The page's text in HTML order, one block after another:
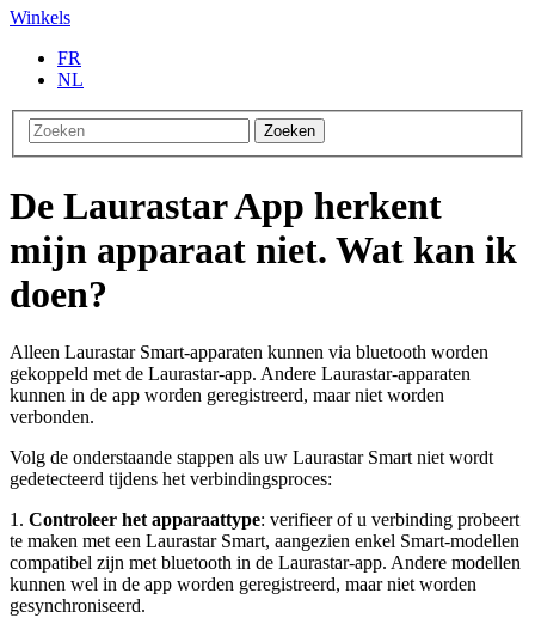
Winkels
FR
NL
Zoeken
De Laurastar App herkent
mijn apparaat niet. Wat kan ik
doen?
Alleen Laurastar Smart-apparaten kunnen via bluetooth worden
gekoppeld met de Laurastar-app. Andere Laurastar-apparaten
kunnen in de app worden geregistreerd, maar niet worden
verbonden.
Volg de onderstaande stappen als uw Laurastar Smart niet wordt
gedetecteerd tijdens het verbindingsproces:
1. Controleer het apparaattype: verifieer of u verbinding probeert
te maken met een Laurastar Smart, aangezien enkel Smart-modellen
compatibel zijn met bluetooth in de Laurastar-app. Andere modellen
kunnen wel in de app worden geregistreerd, maar niet worden
gesynchroniseerd.